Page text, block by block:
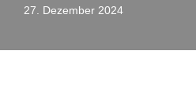
27. Dezember 2024